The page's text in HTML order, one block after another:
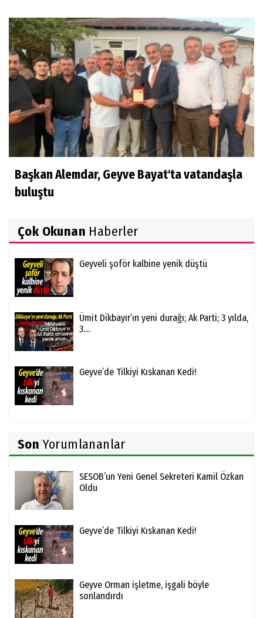
Başkan Alemdar, Geyve Bayat'ta vatandaşla
buluştu
Çok Okunan Haberler
Geyveli şoför kalbine yenik düştü
Ümit Dikbayır’ın yeni durağı; Ak Parti; 3 yılda,
3....
Geyve’de Tilkiyi Kıskanan Kedi!
Son Yorumlananlar
SESOB’un Yeni Genel Sekreteri Kamil Özkan
Oldu
Geyve’de Tilkiyi Kıskanan Kedi!
Geyve Orman işletme, işgali böyle
sonlandırdı